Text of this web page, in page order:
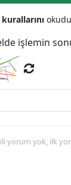
işlemin
yorum yok, ilk